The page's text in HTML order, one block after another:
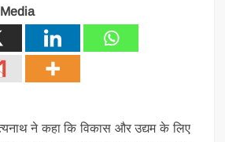
ने कहा कि विकास और उद्यम के लिए